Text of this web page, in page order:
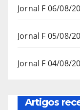
Jornal F 06/08/
Jornal F 05/08/
Jornal F 04/08/
Artigos